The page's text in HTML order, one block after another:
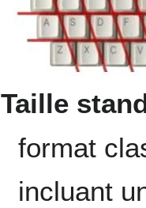
Taille
format
incluant